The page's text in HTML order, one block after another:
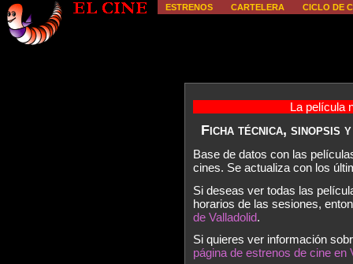
ESTRENOS CARTELERA CICLO DE
La película
Ficha técnica, sinopsis
Base de datos con las
cines. Se actualiza con los
Si deseas ver todas las
horarios de las sesiones,
de Valladolid.
Si quieres ver información
página de estrenos de cine en